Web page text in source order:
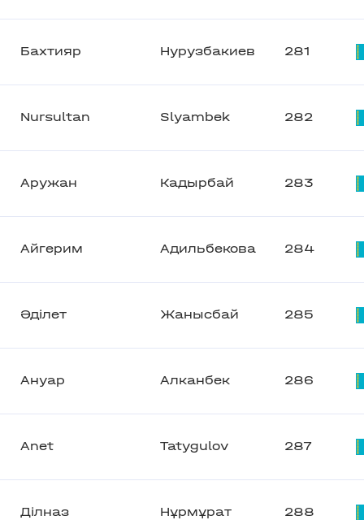
Бахтияр Нурузбакиев 281
Nursultan Slyambek 282
Аружан Кадырбай 283
Айгерим Адильбекова 284
Әділет Жанысбай 285
Ануар Алканбек 286
Anet Tatygulov 287
Ділназ Нұрмұрат 288